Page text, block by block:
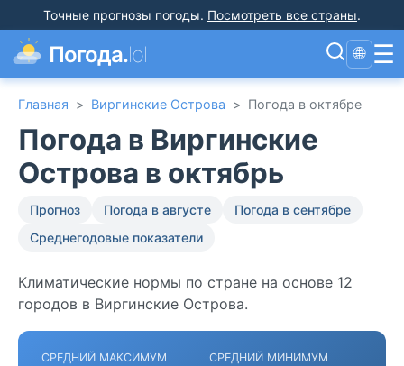
Точные прогнозы погоды. Посмотреть все страны.
Погода.lol 🌐 ☰
Главная > Виргинские Острова > Погода в октябре
Погода в Виргинские
Острова в октябрь
Прогноз Погода в августе
Погода в сентябре
Среднегодовые показатели
Климатические нормы по стране на основе 12
городов в Виргинские Острова.
СРЕДНИЙ МАКСИМУМ СРЕДНИЙ МИНИМУМ